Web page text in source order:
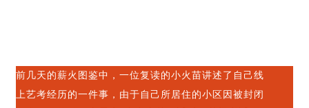
前几天的薪火图鉴中，一位复读的小火苗讲述了自己线
上艺考经历的一件事，由于自己所居住的小区因被封闭